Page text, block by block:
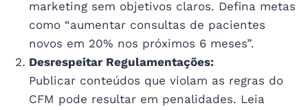
marketing sem objetivos claros. Defina metas
como “aumentar consultas de pacientes
novos em 20% nos próximos 6 meses”.
Desrespeitar Regulamentações:
Publicar conteúdos que violam as regras do
CFM pode resultar em penalidades. Leia